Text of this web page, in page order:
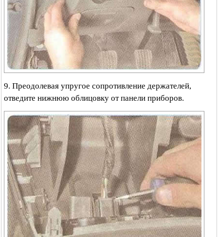
9. Преодолевая упругое сопротивление держателей,
отведите нижнюю облицовку от панели приборов.